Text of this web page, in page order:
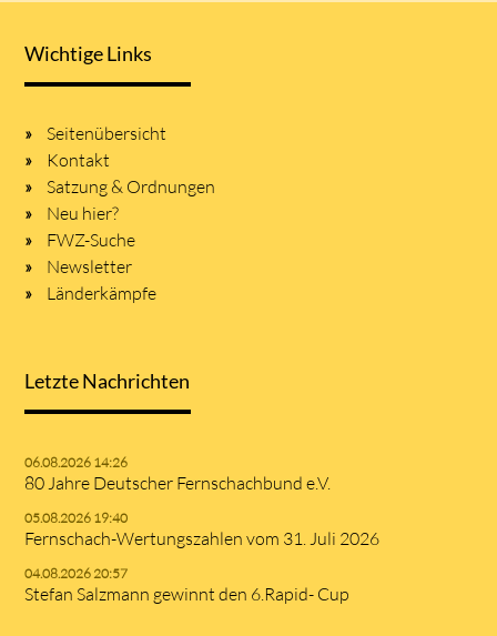
Wichtige Links
Seitenübersicht
Kontakt
Satzung & Ordnungen
Neu hier?
FWZ-Suche
Newsletter
Länderkämpfe
Letzte Nachrichten
06.08.2026 14:26
80 Jahre Deutscher Fernschachbund e.V.
05.08.2026 19:40
Fernschach-Wertungszahlen vom 31. Juli 2026
04.08.2026 20:57
Stefan Salzmann gewinnt den 6.Rapid- Cup